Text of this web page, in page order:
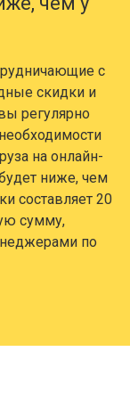
с
скидки и
регулярно
на онлайн-
ниже, чем
составляет 20
сумму,
по